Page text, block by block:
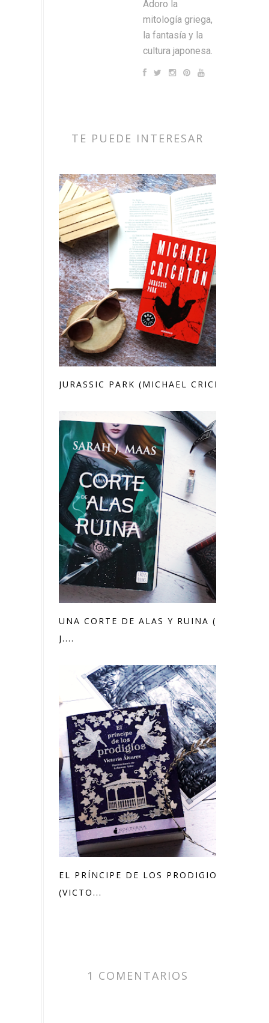
Adoro la
mitología griega,
la fantasía y la
cultura japonesa.
TE PUEDE INTERESAR
JURASSIC PARK (MICHAEL CRICHTON)
UNA CORTE DE ALAS Y RUINA (SARAH
J....
EL PRÍNCIPE DE LOS PRODIGIOS
(VICTO...
1 COMENTARIOS